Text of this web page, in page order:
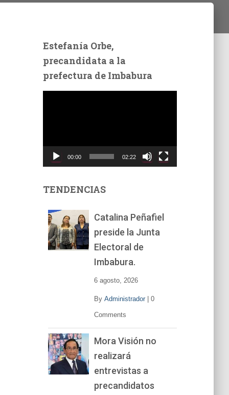
Estefanía Orbe,
precandidata a la
prefectura de Imbabura
t
00:00 02:22
TENDENCIAS
Catalina Peñafiel
preside la Junta
Electoral de
Imbabura.
6 agosto, 2026
By Administrador| 0
Comments
Mora Visión no
realizará
entrevistas a
precandidatos